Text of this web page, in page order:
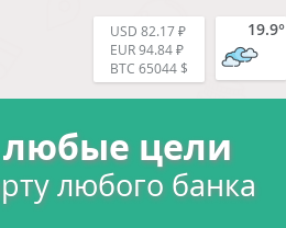
USD 82.17 ₽
EUR 94.84 ₽
BTC 65044 $
19.9°
любые цели
любого банка